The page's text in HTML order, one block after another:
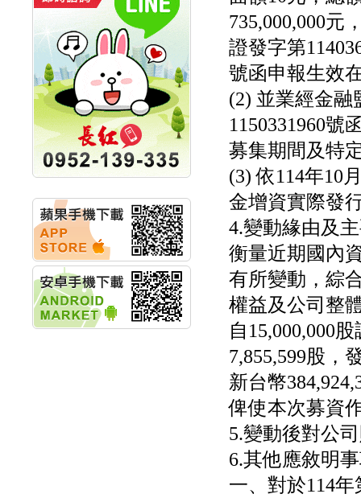
創新高 啟動興櫃轉上櫃
明緯企業:明緯永續科技
競賽 以電源驅動善的力
量
秀育企業:秀育SHO-U儲
能系統 獲國內首張CNS
認證
聯博投信:聯博00404A
從容擁抱台股主流
華旭先進:代重要子公司
碩通散熱股份有限公司
及代理發
華旭先進:代重要子公司
碩通散熱股份有限公司
公告董事會決議發行員
工認股權
華旭先進:代重要子公司
碩通散熱股份有限公司
公告董事會追認113年
向關係
735,000,000元
證發字第
號函申報生效
(2) 並業經金融
1150331960號
募集期間及特
(3) 依114年10
金增資實際發
4.變動緣由及
衡量近期國內
有所變動，綜
權益及公司整
自15,000,000
7,855,599股，
新台幣
俾使本次募資
5.變動後對公
6.其他應敘明
一、對於114